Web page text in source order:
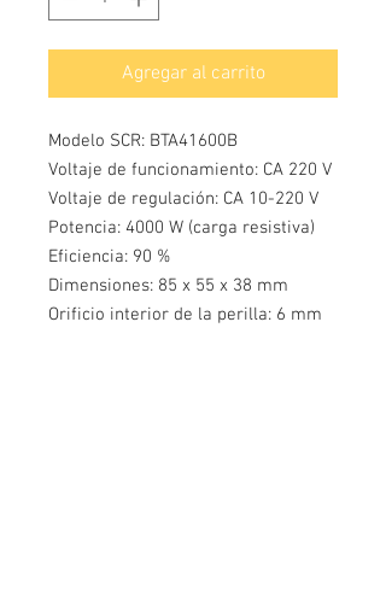
Agregar al carrito
Modelo SCR: BTA41600B
Voltaje de funcionamiento: CA 220 V
Voltaje de regulación: CA 10-220 V
Potencia: 4000 W (carga resistiva)
Eficiencia: 90 %
Dimensiones: 85 x 55 x 38 mm
Orificio interior de la perilla: 6 mm